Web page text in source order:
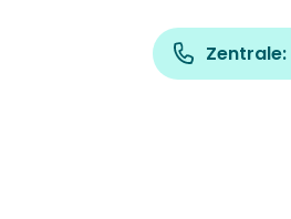
Zentrale: